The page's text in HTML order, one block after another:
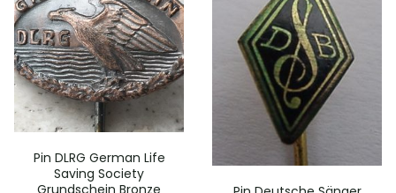
Pin DLRG German Life
Saving Society
Grundschein Bronze